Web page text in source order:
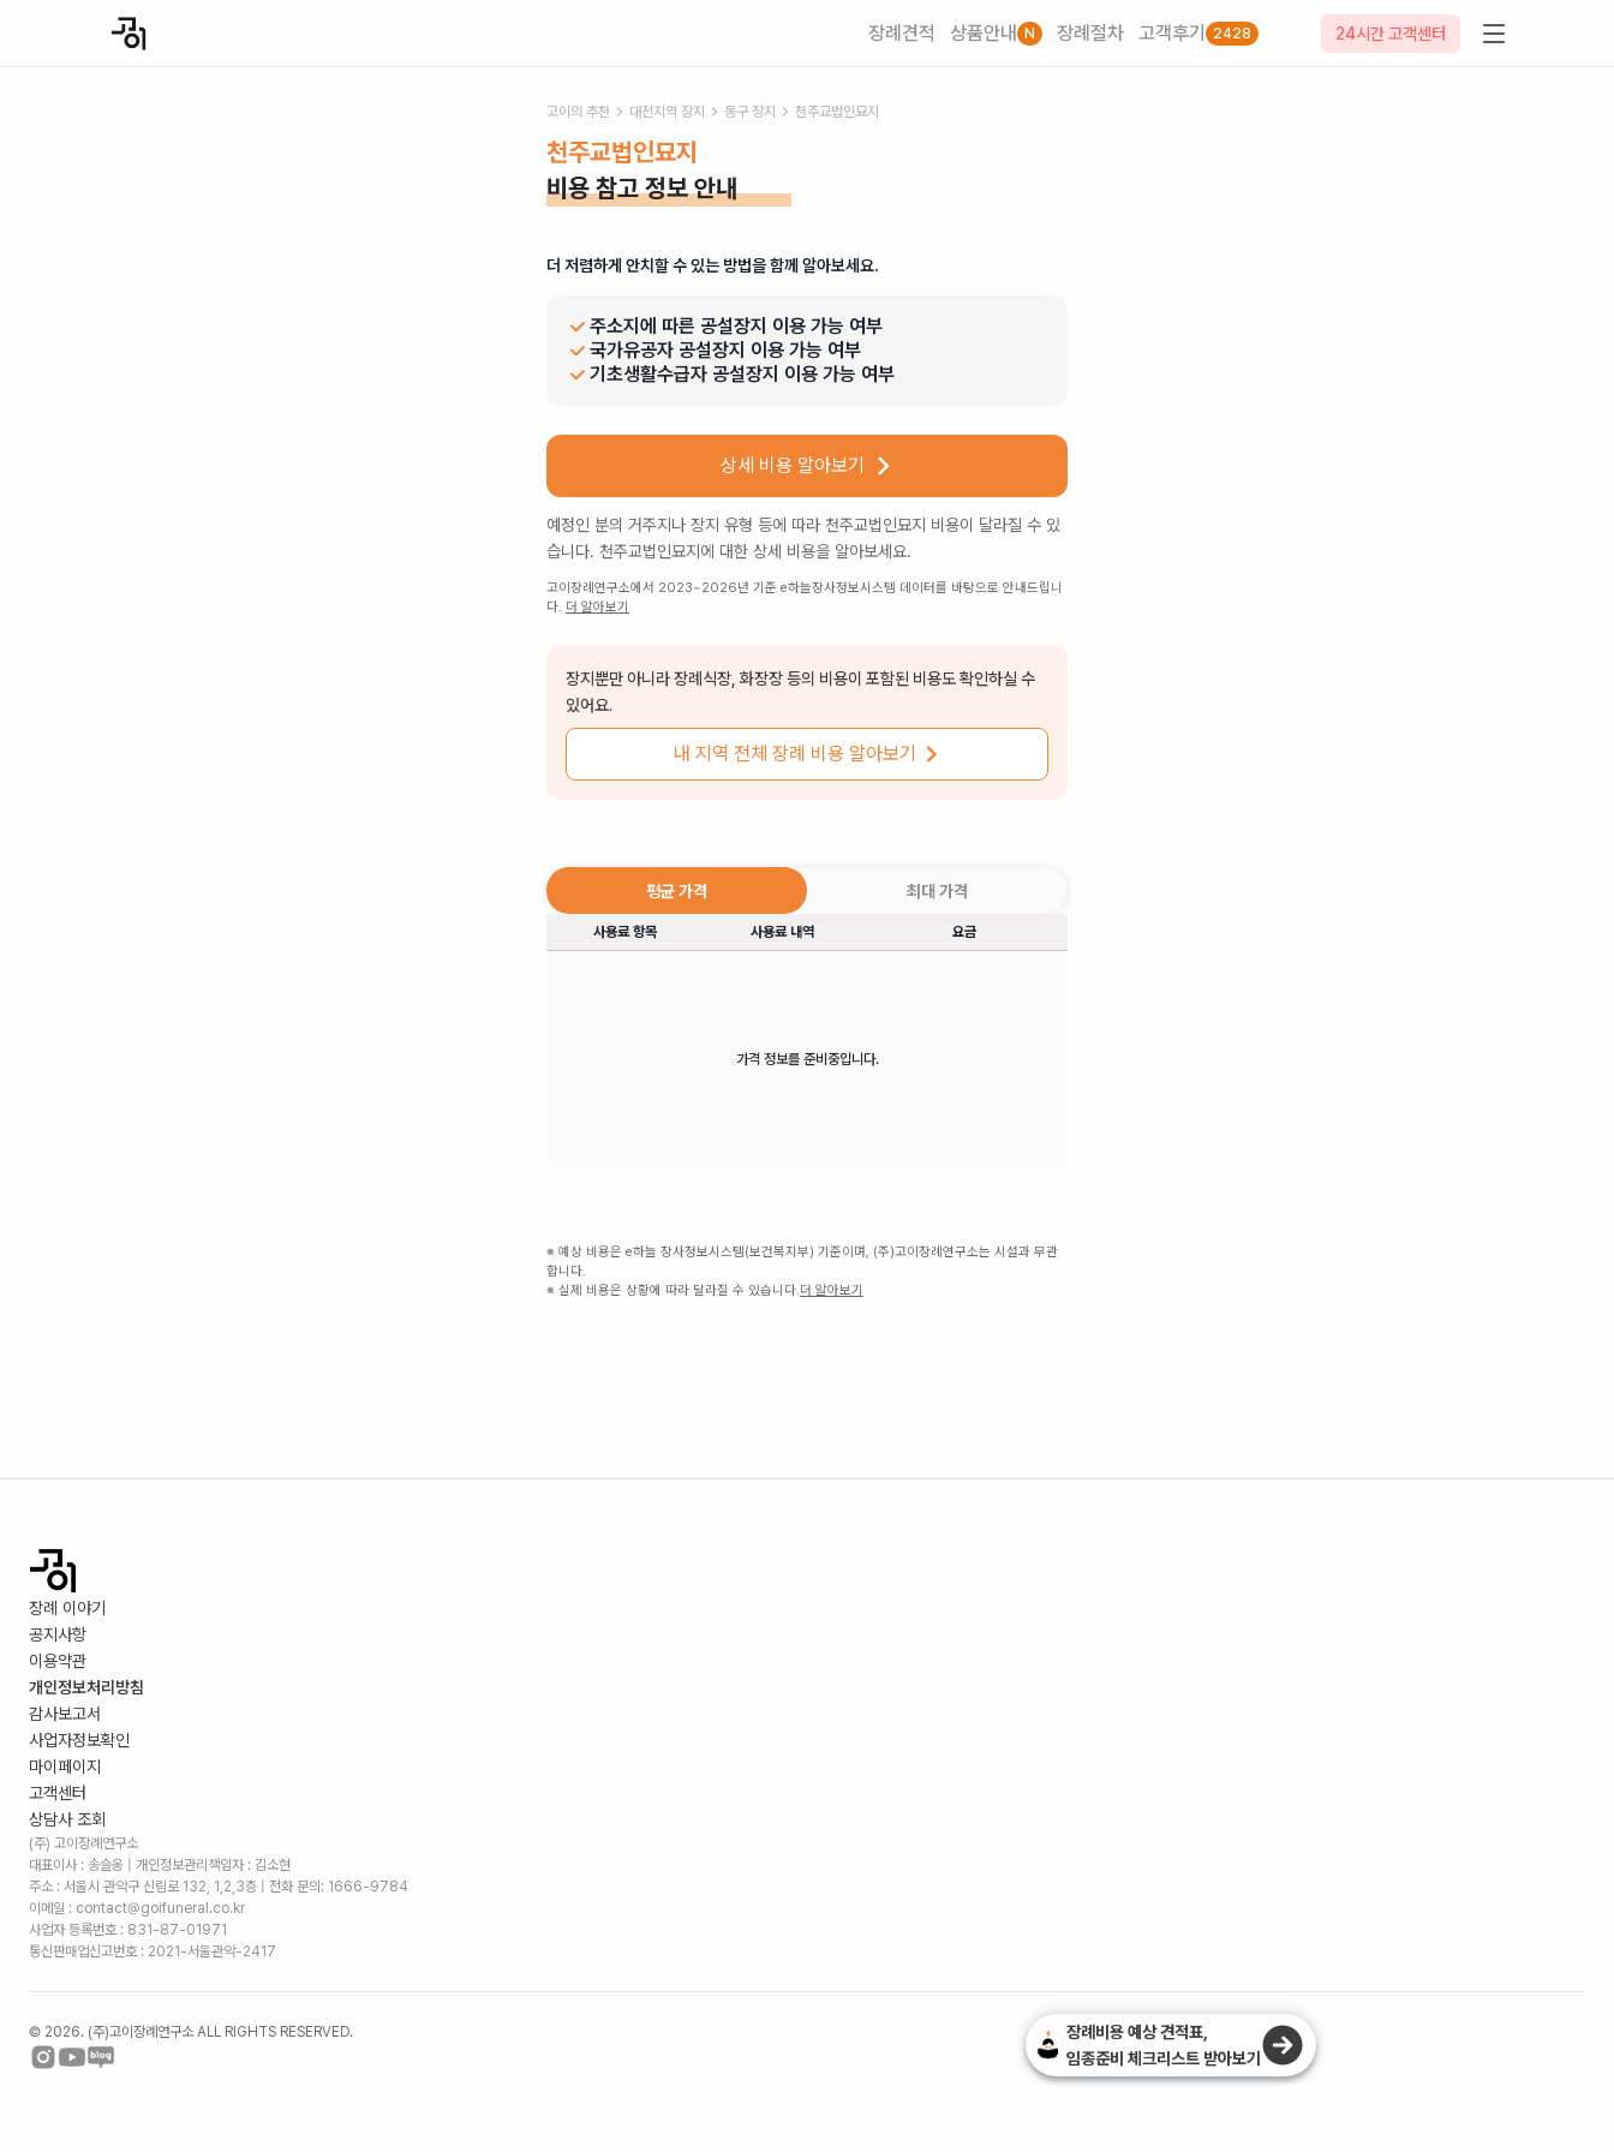
장례견적 상품안내 N 장례절차 고객후기 2428 24시간 고객센터
고이의 추천 대전지역 장지 동구 장지 천주교법인묘지
천주교법인묘지
비용 참고 정보 안내
더 저렴하게 안치할 수 있는 방법을 함께 알아보세요.
주소지에 따른 공설장지 이용 가능 여부
국가유공자 공설장지 이용 가능 여부
기초생활수급자 공설장지 이용 가능 여부
상세 비용 알아보기
예정인 분의 거주지나 장지 유형 등에 따라 천주교법인묘지 비용이 달라질 수 있
습니다. 천주교법인묘지 에 대한 상세 비용을 알아보세요.
고이장례연구소에서 2023~2026년 기준 e하늘장사정보시스템 데이터를 바탕으로 안내드립니
다. 더 알아보기
장지뿐만 아니라 장례식장, 화장장 등의 비용이 포함된 비용도 확인하실 수
있어요.
내 지역 전체 장례 비용 알아보기
평균 가격 최대 가격
사용료 항목 사용료 내역 요금
가격 정보를 준비중입니다.
※ 예상 비용은 e하늘 장사정보시스템(보건복지부) 기준이며, (주)고이장례연구소는 시설과 무관
합니다.
※ 실제 비용은 상황에 따라 달라질 수 있습니다.더 알아보기
장례 이야기
공지사항
이용약관
개인정보처리방침
감사보고서
사업자정보확인
마이페이지
고객센터
상담사 조회
(주) 고이장례연구소
대표이사 : 송슬옹 | 개인정보관리책임자 : 김소현
주소 : 서울시 관악구 신림로 132, 1,2,3층 | 전화 문의: 1666-9784
이메일 : contact@goifuneral.co.kr
사업자 등록번호 : 831-87-01971
통신판매업신고번호 : 2021-서울관악-2417
© 2026. (주)고이장례연구소 ALL RIGHTS RESERVED.
장례비용 예상 견적표,
임종준비 체크리스트 받아보기